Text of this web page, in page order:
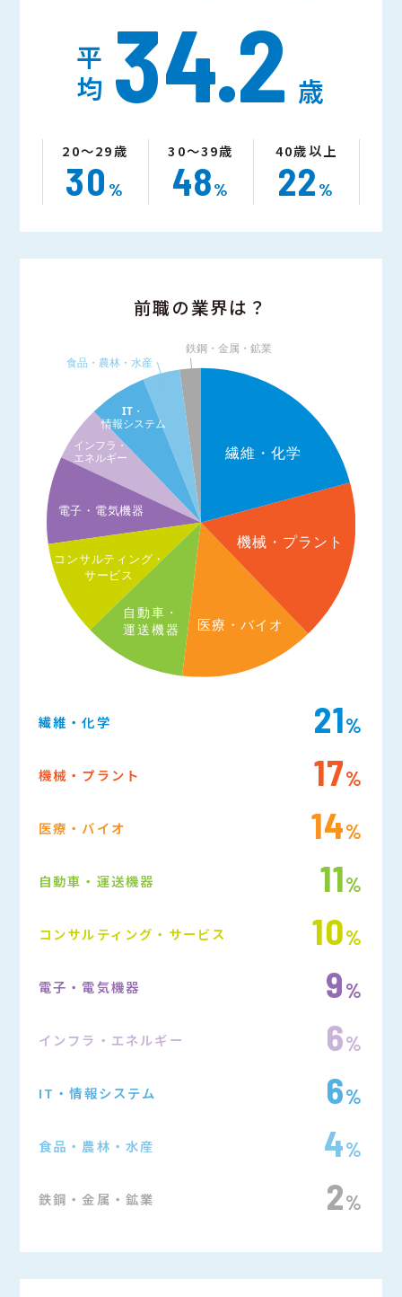
平
均 34.2 歳
20～29歳
30 %
30～39歳
48%
40歳以上
22 %
前職の業界は？
繊維・化学 21%
機械・プラント 17%
医療・バイオ 14%
自動車・運送機器 11%
コンサルティング・サービス 10%
電子・電気機器 9%
インフラ・エネルギー 6%
IT・情報システム 6%
食品・農林・水産 4%
鉄鋼・金属・鉱業 2%